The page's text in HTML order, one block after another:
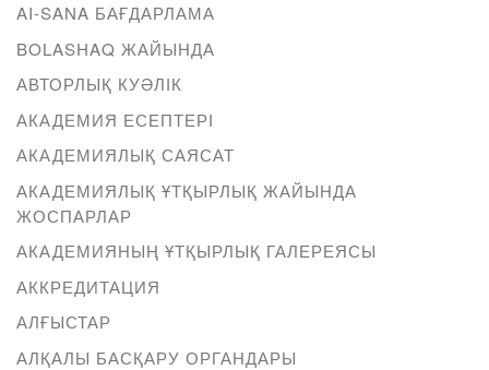
AI-SANA БАҒДАРЛАМА
BOLASHAQ ЖАЙЫНДА
АВТОРЛЫҚ КУӘЛІК
АКАДЕМИЯ ЕСЕПТЕРІ
АКАДЕМИЯЛЫҚ САЯСАТ
АКАДЕМИЯЛЫҚ ҰТҚЫРЛЫҚ ЖАЙЫНДА
ЖОСПАРЛАР
АКАДЕМИЯНЫҢ ҰТҚЫРЛЫҚ ГАЛЕРЕЯСЫ
АККРЕДИТАЦИЯ
АЛҒЫСТАР
АЛҚАЛЫ БАСҚАРУ ОРГАНДАРЫ